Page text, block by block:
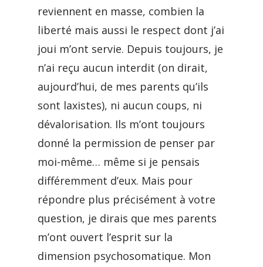
reviennent en masse, combien la
liberté mais aussi le respect dont j’ai
joui m’ont servie. Depuis toujours, je
n’ai reçu aucun interdit (on dirait,
aujourd’hui, de mes parents qu’ils
sont laxistes), ni aucun coups, ni
dévalorisation. Ils m’ont toujours
donné la permission de penser par
moi-même… même si je pensais
différemment d’eux. Mais pour
répondre plus précisément à votre
question, je dirais que mes parents
m’ont ouvert l’esprit sur la
dimension psychosomatique. Mon